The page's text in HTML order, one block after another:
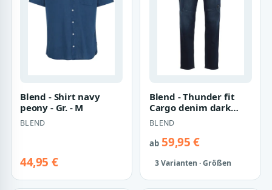
Blend - Shirt navy
peony - Gr. - M
BLEND
44,95 €
Blend - Thunder fit
Cargo denim dark
blue - Gr. - 32
BLEND
ab59,95 €
3 Varianten · Größen